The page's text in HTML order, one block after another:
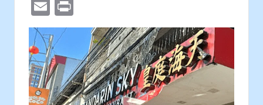
li
t
a
c
e
b
o
o
s
s
e
n
g
er
k
dI
E
m
ai
l
ri
nt